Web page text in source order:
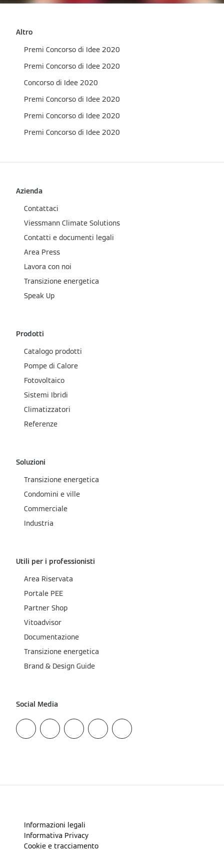
Altro
Premi Concorso di Idee 2020
Premi Concorso di Idee 2020
Concorso di Idee 2020
Premi Concorso di Idee 2020
Premi Concorso di Idee 2020
Premi Concorso di Idee 2020
Azienda
Contattaci
Viessmann Climate Solutions
Contatti e documenti legali
Area Press
Lavora con noi
Transizione energetica
Speak Up
Prodotti
Catalogo prodotti
Pompe di Calore
Fotovoltaico
Sistemi Ibridi
Climatizzatori
Referenze
Soluzioni
Transizione energetica
Condomini e ville
Commerciale
Industria
Utili per i professionisti
Area Riservata
Portale PEE
Partner Shop
Vitoadvisor
Documentazione
Transizione energetica
Brand & Design Guide
Social Media
Informazioni legali
Informativa Privacy
Cookie e tracciamento